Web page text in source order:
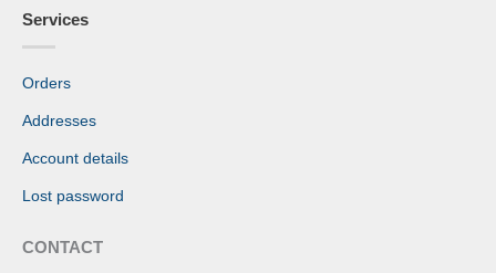
Services
Orders
Addresses
Account details
Lost password
CONTACT